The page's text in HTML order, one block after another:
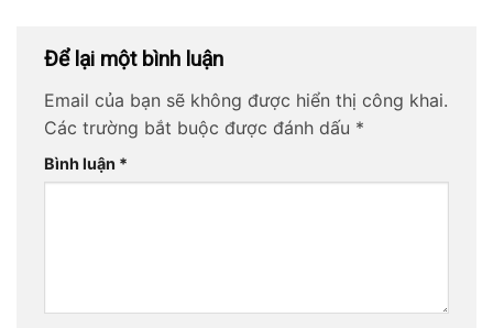
Để lại một bình luận
Email của bạn sẽ không được hiển thị công khai.
Các trường bắt buộc được đánh dấu *
Bình luận *